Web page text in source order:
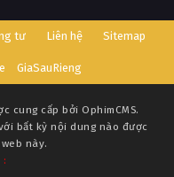
tư Liên hệ Sitemap
GiaSauRieng
cung cấp bởi OphimCMS.
bất kỳ nội dung nào được
này.
: